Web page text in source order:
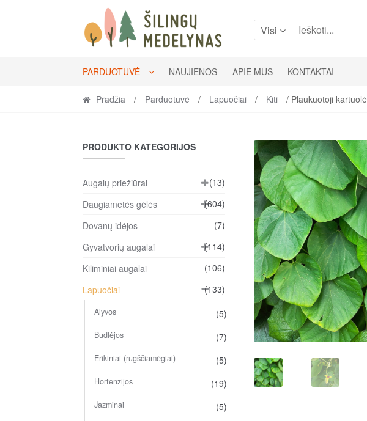
to
navigation
to
content
Visi
PARDUOTUVĖ NAUJIENOS APIE MUS KONTAKTAI
Pradžia / Parduotuvė / Lapuočiai / Kiti / Plaukuotoji kartuolė
PRODUKTO KATEGORIJOS
Augalų priežiūrai
(13)
Daugiametės gėlės
(604)
Dovanų idėjos
(7)
Gyvatvorių augalai
(114)
Kiliminiai augalai
(106)
Lapuočiai
(133)
Alyvos (5)
Budlėjos (7)
Erikiniai (rūgščiamėgiai) (5)
Hortenzijos (19)
Jazminai (5)